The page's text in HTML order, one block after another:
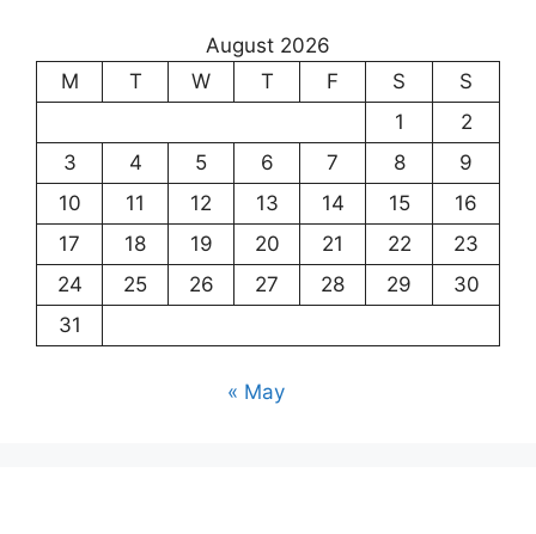
August 2026
M
T W T F S
S
1
2
3
4 5 6 7 8
9
10
11 12 13 14 15
16
17
18 19 20 21 22
23
24
25 26 27 28 29
30
31
« May